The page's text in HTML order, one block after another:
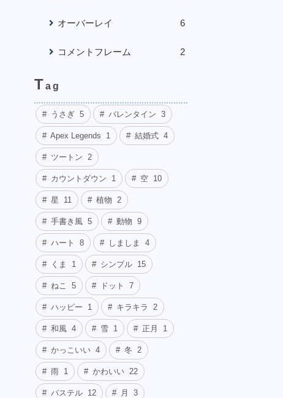
オーバーレイ 6
コメントフレーム 2
Tag
うさぎ 5 バレンタイン 3
Apex Legends 1 結婚式 4
ツートン 2
カウントダウン 1 空 10
星 11 植物 2
手書き風 5 動物 9
ハート 8 しましま 4
くま 1 シンプル 15
ねこ 5 ドット 7
ハッピー 1 キラキラ 2
和風 4 雪 1 正月 1
かっこいい 4 冬 2
雨 1 かわいい 22
パステル 12 月 3